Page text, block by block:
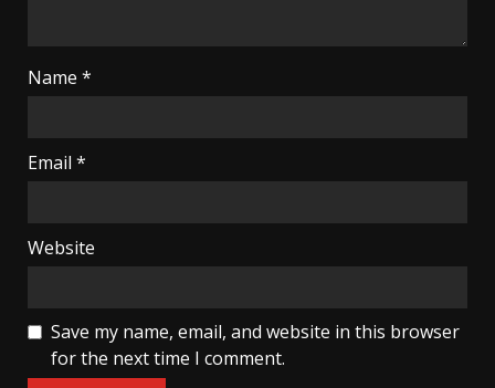
Name *
Email *
Website
Save my name, email, and website in this browser
for the next time I comment.